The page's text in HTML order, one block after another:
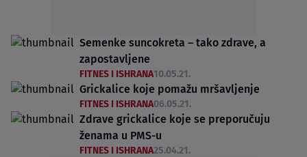
Semenke suncokreta – tako zdrave, a
zapostavljene
FITNES I ISHRANA10.05.21.
Grickalice koje pomažu mršavljenje
FITNES I ISHRANA06.05.21.
Zdrave grickalice koje se preporučuju
ženama u PMS-u
FITNES I ISHRANA25.04.21.